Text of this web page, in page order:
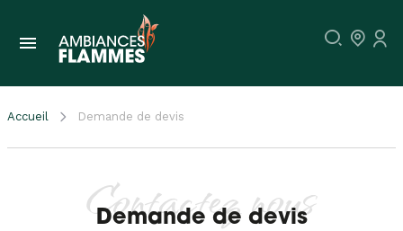
Accueil Demande de devis
Contactez nous
Demande de devis